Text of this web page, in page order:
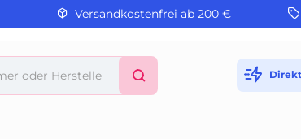
Versandkostenfrei ab 200 €